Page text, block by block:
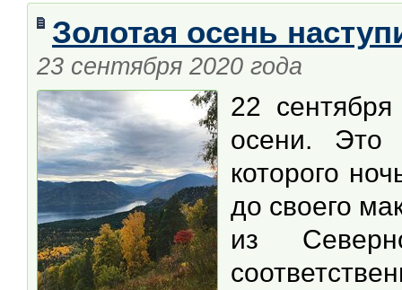
Золотая осень
23 сентября 2020 года
22
осени. Это
которого
до своего
из